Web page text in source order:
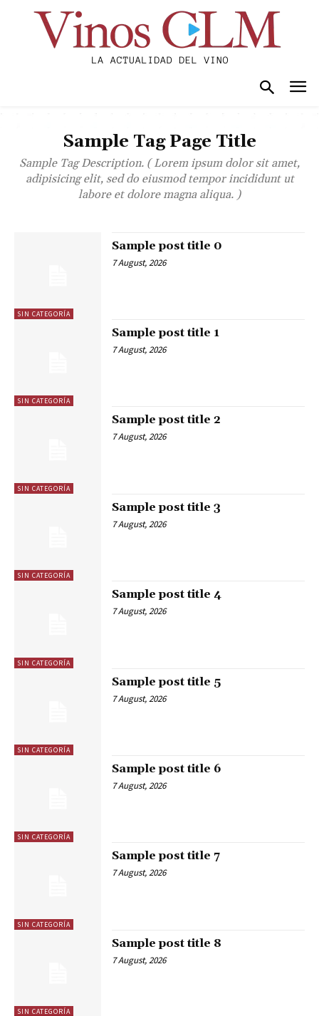
Sample Tag Page Title
Sample Tag Description. ( Lorem ipsum dolor sit amet,
adipisicing elit, sed do eiusmod tempor incididunt ut
labore et dolore magna aliqua. )
SIN CATEGORÍA
Sample post title 0
7 August, 2026
SIN CATEGORÍA
Sample post title 1
7 August, 2026
SIN CATEGORÍA
Sample post title 2
7 August, 2026
SIN CATEGORÍA
Sample post title 3
7 August, 2026
SIN CATEGORÍA
Sample post title 4
7 August, 2026
SIN CATEGORÍA
Sample post title 5
7 August, 2026
SIN CATEGORÍA
Sample post title 6
7 August, 2026
SIN CATEGORÍA
Sample post title 7
7 August, 2026
SIN CATEGORÍA
Sample post title 8
7 August, 2026